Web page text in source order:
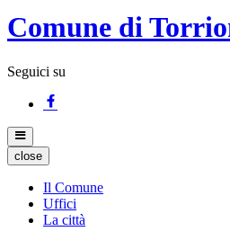
Comune di
Seguici su
close
Il Comune
Uffici
La città